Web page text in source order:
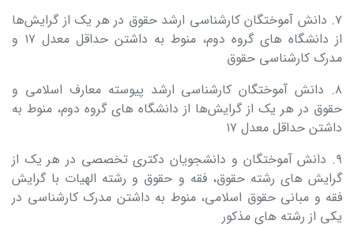
۷. دانش‌ آموختگان کارشناسی ارشد حقوق در هر یک از گرایش‌ها
از دانشگاه‌ های گروه دوم، منوط به داشتن حداقل معدل ۱۷ و
مدرک کارشناسی حقوق
۸. دانش‌ آموختگان کارشناسی ارشد پیوسته معارف اسلامی و
حقوق در هر یک از گرایش‌ها از دانشگاه‌ های گروه دوم، منوط به
داشتن حداقل معدل ۱۷
۹. دانش‌ آموختگان و دانشجویان دکتری تخصصی در هر یک از
گرایش‌ های رشته حقوق، فقه و حقوق و رشته الهیات با گرایش
فقه و مبانی حقوق اسلامی، منوط به داشتن مدرک کارشناسی در
یکی از رشته‌ های مذکور